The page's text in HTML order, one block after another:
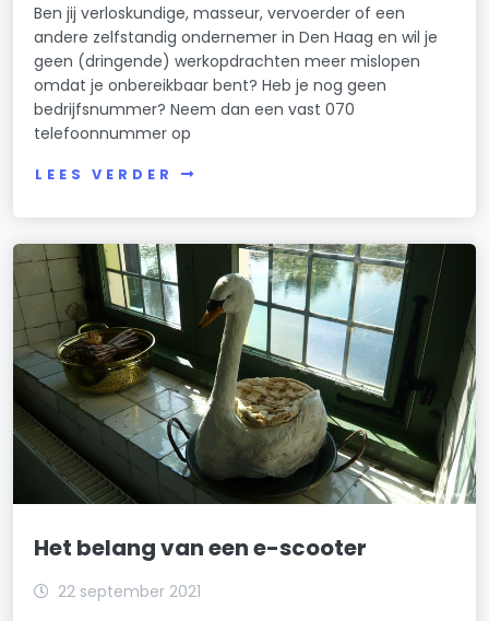
Ben jij verloskundige, masseur, vervoerder of een
andere zelfstandig ondernemer in Den Haag en wil je
geen (dringende) werkopdrachten meer mislopen
omdat je onbereikbaar bent? Heb je nog geen
bedrijfsnummer? Neem dan een vast 070
telefoonnummer op
LEES VERDER
Het belang van een e-scooter
22 september 2021